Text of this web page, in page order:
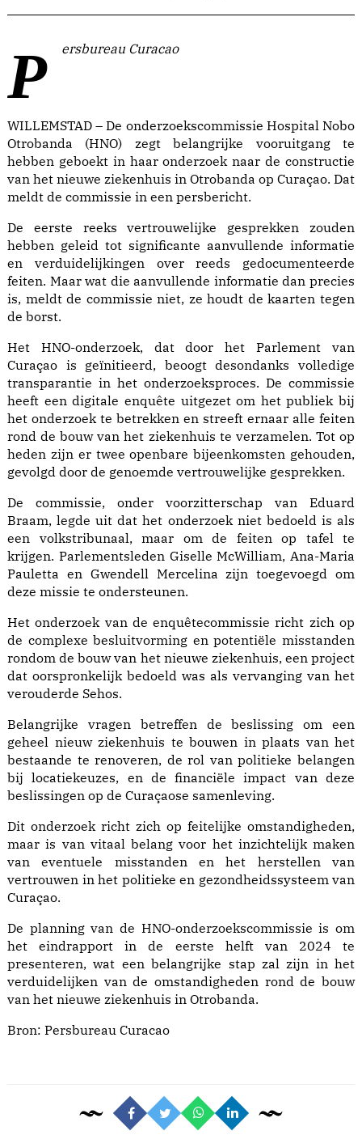
Persbureau Curacao
WILLEMSTAD – De onderzoekscommissie Hospital Nobo
Otrobanda (HNO) zegt belangrijke vooruitgang te
hebben geboekt in haar onderzoek naar de constructie
van het nieuwe ziekenhuis in Otrobanda op Curaçao. Dat
meldt de commissie in een persbericht.
De eerste reeks vertrouwelijke gesprekken zouden
hebben geleid tot significante aanvullende informatie
en verduidelijkingen over reeds gedocumenteerde
feiten. Maar wat die aanvullende informatie dan precies
is, meldt de commissie niet, ze houdt de kaarten tegen
de borst.
Het HNO-onderzoek, dat door het Parlement van
Curaçao is geïnitieerd, beoogt desondanks volledige
transparantie in het onderzoeksproces. De commissie
heeft een digitale enquête uitgezet om het publiek bij
het onderzoek te betrekken en streeft ernaar alle feiten
rond de bouw van het ziekenhuis te verzamelen. Tot op
heden zijn er twee openbare bijeenkomsten gehouden,
gevolgd door de genoemde vertrouwelijke gesprekken.
De commissie, onder voorzitterschap van Eduard
Braam, legde uit dat het onderzoek niet bedoeld is als
een volkstribunaal, maar om de feiten op tafel te
krijgen. Parlementsleden Giselle McWilliam, Ana-Maria
Pauletta en Gwendell Mercelina zijn toegevoegd om
deze missie te ondersteunen.
Het onderzoek van de enquêtecommissie richt zich op
de complexe besluitvorming en potentiële misstanden
rondom de bouw van het nieuwe ziekenhuis, een project
dat oorspronkelijk bedoeld was als vervanging van het
verouderde Sehos.
Belangrijke vragen betreffen de beslissing om een
geheel nieuw ziekenhuis te bouwen in plaats van het
bestaande te renoveren, de rol van politieke belangen
bij locatiekeuzes, en de financiële impact van deze
beslissingen op de Curaçaose samenleving.
Dit onderzoek richt zich op feitelijke omstandigheden,
maar is van vitaal belang voor het inzichtelijk maken
van eventuele misstanden en het herstellen van
vertrouwen in het politieke en gezondheidssysteem van
Curaçao.
De planning van de HNO-onderzoekscommissie is om
het eindrapport in de eerste helft van 2024 te
presenteren, wat een belangrijke stap zal zijn in het
verduidelijken van de omstandigheden rond de bouw
van het nieuwe ziekenhuis in Otrobanda.
Bron: Persbureau Curacao